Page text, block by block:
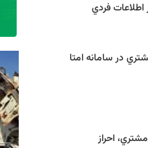
احراز اطلاعات فردي
در سامانه امتا
احراز